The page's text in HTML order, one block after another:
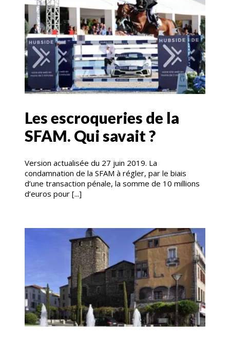
Les escroqueries de la
SFAM. Qui savait ?
Version actualisée du 27 juin 2019. La
condamnation de la SFAM à régler, par le biais
d’une transaction pénale, la somme de 10 millions
d’euros pour [...]